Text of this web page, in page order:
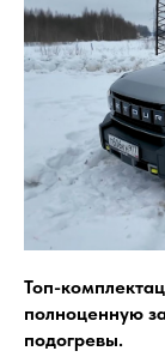
Топ-
полноценную
подогревы.